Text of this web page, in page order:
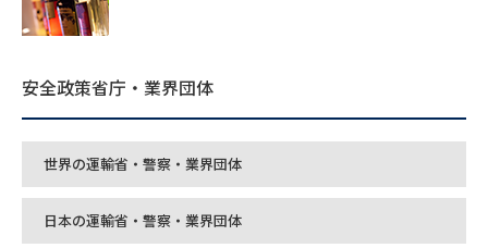
安全政策省庁・業界団体
世界の運輸省・警察・業界団体
日本の運輸省・警察・業界団体